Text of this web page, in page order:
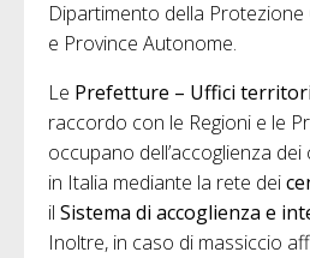
Dipartimento della Protezione
e Province Autonome.
Le Prefetture – Uffici
raccordo con le Regioni e le
occupano dell’accoglienza
in Italia mediante la rete dei
il Sistema di accoglienza e
Inoltre, in caso di massiccio